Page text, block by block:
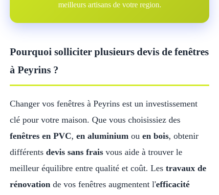
meilleurs artisans de votre region.
Pourquoi solliciter plusieurs devis de fenêtres
à Peyrins ?
Changer vos fenêtres à Peyrins est un investissement
clé pour votre maison. Que vous choisissiez des
fenêtres en PVC, en aluminium ou en bois, obtenir
différents devis sans frais vous aide à trouver le
meilleur équilibre entre qualité et coût. Les travaux de
rénovation de vos fenêtres augmentent l'efficacité